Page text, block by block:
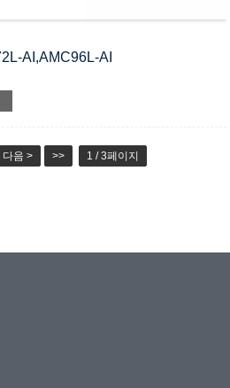
AI,AMC96L-AI
RTU가 있는 1 x RS485
출력, DI/DO 및 통신;
다음 > >> 1 / 3페이지